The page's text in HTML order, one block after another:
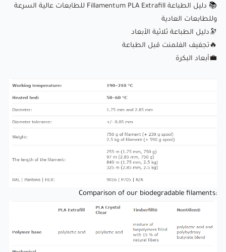
:Comparison of our biodegradable filaments
📚
دليل الطباعة Fillamentum PLA Extrafill للطابعات عالية السرعة
وللطابعات العادية
🔭دليل الطباعة ثلاثية الأبعاد
🔥 تجفيف الفلمنت قبل الطباعة
💼أبعاد البكرة
:Comparison of our biodegradable filaments